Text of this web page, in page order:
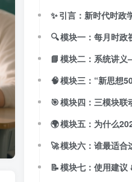
🚀 模块六：谁最适合
📝 模块七：使用建议